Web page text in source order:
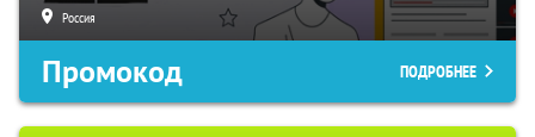
Россия
Промокод ПОДРОБНЕЕ